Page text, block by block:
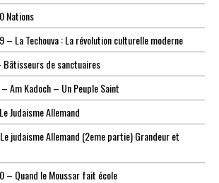
Nations
La Techouva : La révolution culturelle moderne
de sanctuaires
Am Kadoch – Un Peuple Saint
Judaisme Allemand
judaisme Allemand (2eme partie) Grandeur et
– Quand le Moussar fait école